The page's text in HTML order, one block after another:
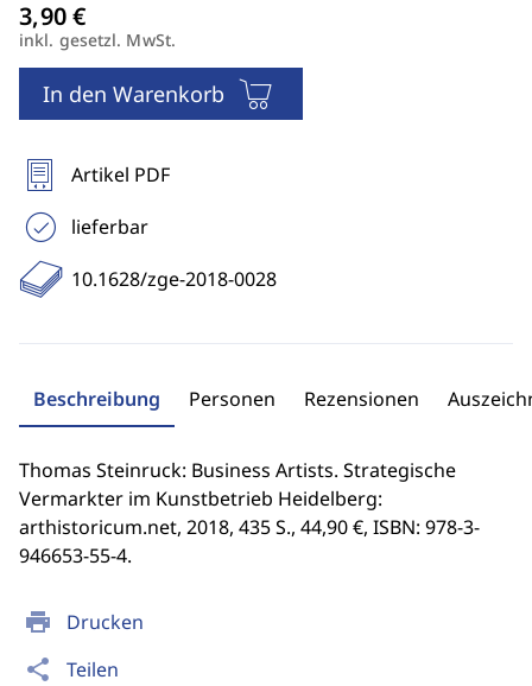
print Drucken
share Teilen
inkl. gesetzl. MwSt.
In den Warenkorb
Artikel PDF
lieferbar
10.1628/zge-2018-0028
Beschreibung Personen Rezensionen
Thomas Steinruck: Business Artists. Strategische
Vermarkter im Kunstbetrieb Heidelberg:
arthistoricum.net, 2018, 435 S., 44,90 €, ISBN: 978-3-
946653-55-4.